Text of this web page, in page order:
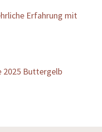
Erfahrung mit
2025 Buttergelb